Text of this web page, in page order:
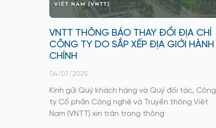
VNTT THÔNG BÁO THAY ĐỔI ĐỊA CHỈ
CÔNG TY DO SẮP XẾP ĐỊA GIỚI HÀNH
CHÍNH
04/07/2025
Kính gửi Quý khách hàng và Quý đối tác, Công
ty Cổ phần Công nghệ và Truyền thông Việt
Nam (VNTT) xin trân trọng thông